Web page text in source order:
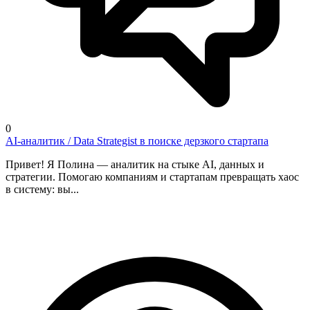
0
AI-аналитик / Data Strategist в поиске дерзкого стартапа
Привет! Я Полина — аналитик на стыке AI, данных и
стратегии. Помогаю компаниям и стартапам превращать хаос
в систему: вы...